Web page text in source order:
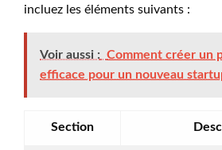
incluez les éléments suivants :
Voir aussi : Comment créer un
efficace pour un nouveau
Section